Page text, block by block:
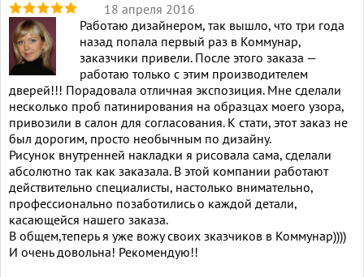
Warning
Illegal
string offset
'selected_value'
in
/home/h56890/data/www/kommunar.ua/wp-
content/themes/kommunar/archive-
specialist.php
on line31
из 5
18 апреля 2016
Работаю дизайнером, так вышло, что три года
назад попала первый раз в Коммунар,
заказчики привели. После этого заказа —
работаю только с этим производителем
дверей!!! Порадовала отличная экспозиция. Мне сделали
несколько проб патинирования на образцах моего узора,
привозили в салон для согласования. К стати, этот заказ не
был дорогим, просто необычным по дизайну.
Рисунок внутренней накладки я рисовала сама, сделали
абсолютно так как заказала. В этой компании работают
действительно специалисты, настолько внимательно,
профессионально позаботились о каждой детали,
касающейся нашего заказа.
В общем,теперь я уже вожу своих зказчиков в Коммунар))))
И очень довольна! Рекомендую!!